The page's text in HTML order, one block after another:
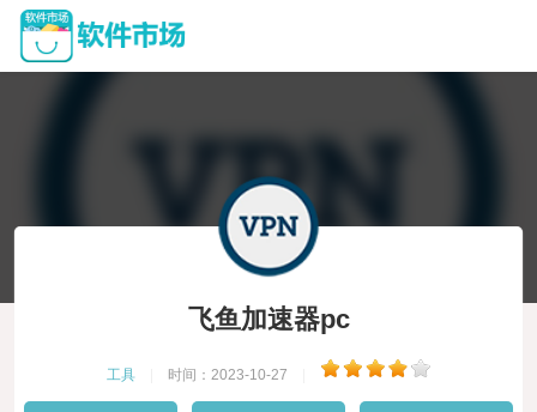
飞鱼加速器pc
工具 时间：2023-10-27